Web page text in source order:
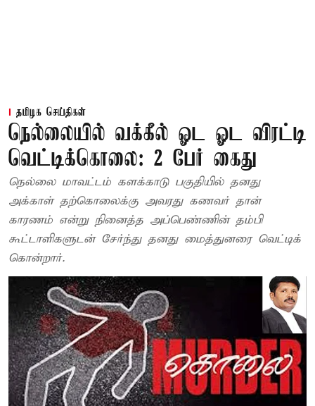
தமிழக செய்திகள்
நெல்லையில் வக்கீல் ஓட ஓட விரட்டி
வெட்டிக்கொலை: 2 பேர் கைது
நெல்லை மாவட்டம் களக்காடு பகுதியில் தனது
அக்காள் தற்கொலைக்கு அவரது கணவர் தான்
காரணம் என்று நினைத்த அப்பெண்ணின் தம்பி
கூட்டாளிகளுடன் சேர்ந்து தனது மைத்துனரை வெட்டிக்
கொன்றார்.